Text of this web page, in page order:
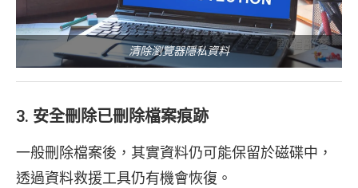
清除瀏覽器隱私資料
3. 安全刪除已刪除檔案痕跡
一般刪除檔案後，其實資料仍可能保留於磁碟中，
透過資料救援工具仍有機會恢復。